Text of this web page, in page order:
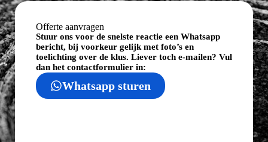
Offerte aanvragen
Stuur ons voor de snelste reactie een Whatsapp
bericht, bij voorkeur gelijk met foto’s en
toelichting over de klus. Liever toch e-mailen? Vul
dan het contactformulier in:
Whatsapp sturen